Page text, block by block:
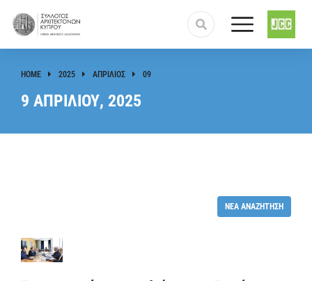
You are here:
HOME 2025 ΑΠΡΊΛΙΟΣ 09
9 ΑΠΡΙΛΊΟΥ, 2025
ΝΈΑ ΑΝΑΖΉΤΗΣΗ